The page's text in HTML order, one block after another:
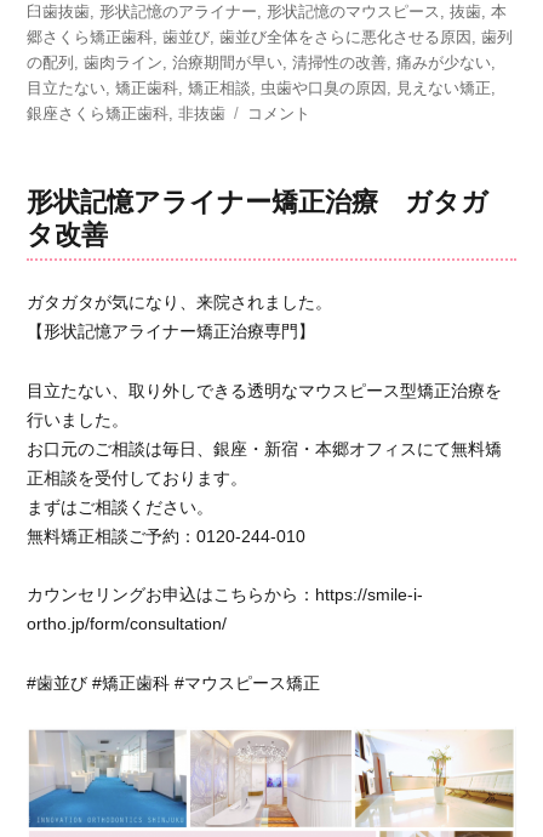
臼歯抜歯 ,形状記憶のアライナー ,形状記憶のマウスピース ,抜歯 ,本
郷さくら矯正歯科 ,歯並び ,歯並び全体をさらに悪化させる原因 ,歯列
の配列
,歯肉ライン ,治療期間が早い ,清掃性の改善 ,痛みが少ない
目立たない ,矯正歯科 ,矯正相談 虫歯や口臭の原因 見えない矯正
銀座さくら矯正歯科 ,非抜歯
マ
矯
正
療
ス
ー
理
に
て
ン
ー
ト
コメント
形状記憶アライナー矯正治療 ガタガ
タ改善
ガタガタが気になり、来院されました。
【形状記憶アライナー矯正治療専門】
目立たない、取り外しできる透明なマウスピース型矯正治療を
行いました。
お口元のご相談は毎日、銀座・新宿・本郷オフィスにて無料矯
正相談を受付しております。
まずはご相談ください。
無料矯正相談ご予約：0120-244-010
カウンセリングお申込はこちらから：https://smile-i-
ortho.jp/form/consultation/
#歯並び #矯正歯科 #マウスピース矯正